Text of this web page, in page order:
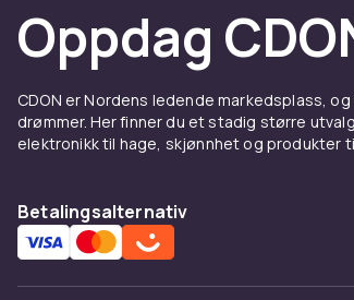
Oppdag
CDON er Nordens ledende markedsplass,
drømmer. Her finner du et stadig større
elektronikk til hage, skjønnhet og
Betalingsalternativ